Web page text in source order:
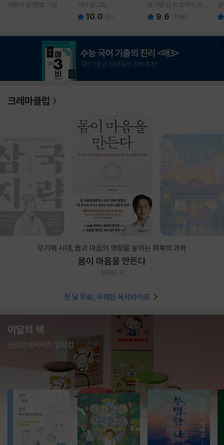
이현아 글/핸짱 그림 이다 글그림
10.0 (9)
윤구병 감수/토박이 사전
편찬실 편
9.6 (158)
크레마클럽
무기력 시대, 몸과 마음의 역량을 높이는 회복의 과학
몸이 마음을 만든다
윤대현 저
첫 달 무료, 무제한 독서라이프
이달의 책
산리오캐릭터즈 유리컵